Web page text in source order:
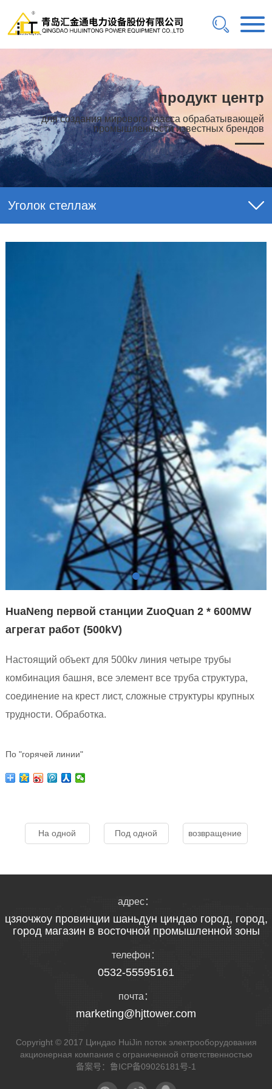
продукт центр
для создания мирового класса обрабатывающей
промышленности известных брендов
Уголок стеллаж
HuaNeng первой станции ZuoQuan 2 * 600MW
агрегат работ (500kV)
Настоящий объект для 500kv линия четыре трубы
комбинация башня, все элемент все труба структура,
соединение на крест лист, сложные структуры крупных
трудности. Обработка.
По "горячей линии"
На одной Под одной возвращение
адрес：
цзяочжоу провинции шаньдун циндао город, город,
город магазин в восточной промышленной зоны
телефон：
0532-55595161
почта：
marketing@hjttower.com
Copyright © 2017 Циндао HuiJin поток электрооборудования
акционерная компания с ограниченной ответственностью
备案号： 鲁ICP备09026181号-1